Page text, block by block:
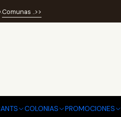
COLONIAS PROMOCIONES
Comunas ..>>